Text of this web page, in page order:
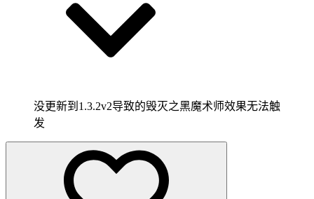
没更新到1.3.2v2导致的毁灭之黑魔术师效果无法触
发